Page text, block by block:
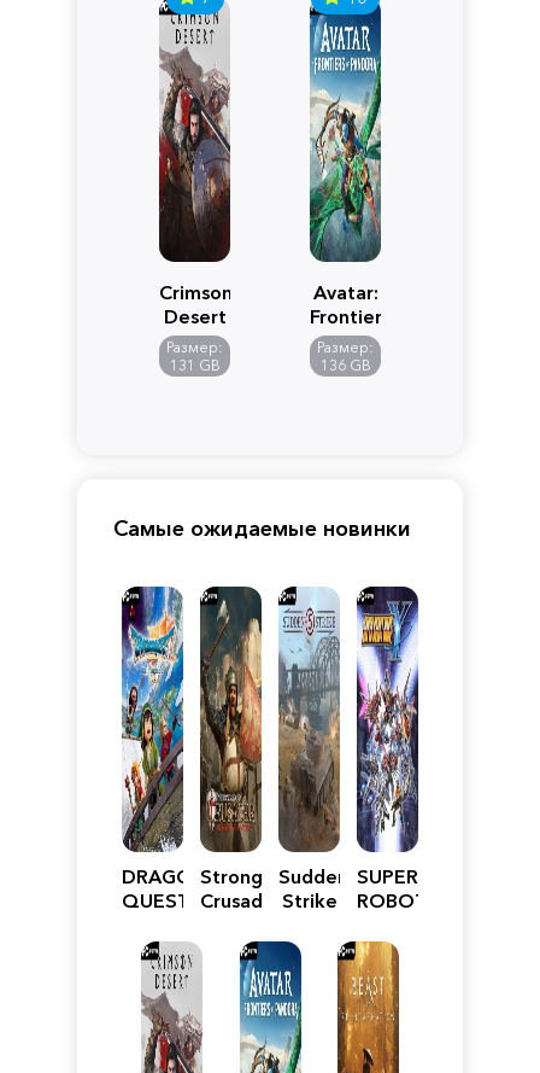
Crimson
Desert
Размер:
131 GB
Avatar:
Frontiers
of
Pandora
Размер:
136 GB
Самые ожидаемые новинки
DRAGON
QUEST
Reimagined
Stronghold
Crusader:
Edition
Sudden
Strike
SUPER
ROBOT
Y